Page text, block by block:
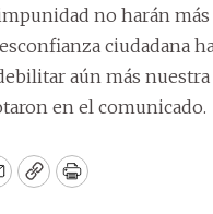
no harán más
ciudadana
aún más nuestra
en el comunicado.
CopyPrint